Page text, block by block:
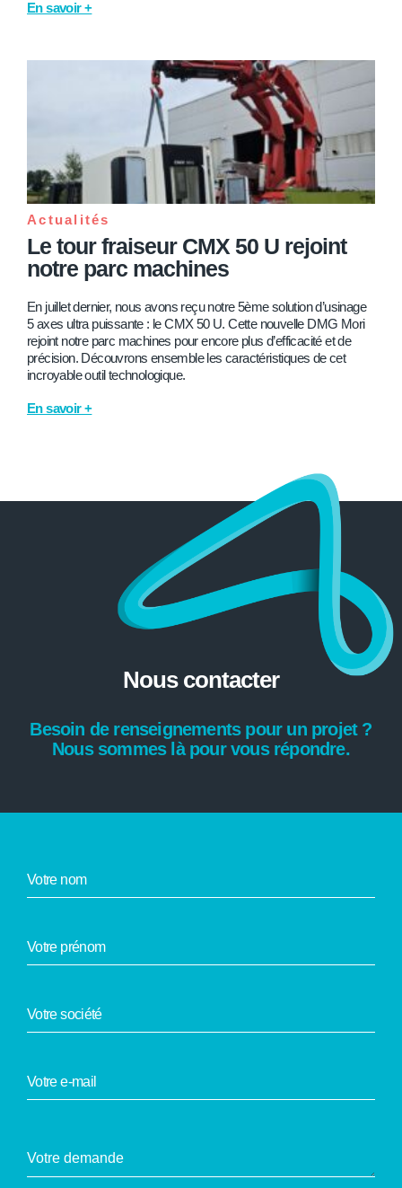
En savoir +
Actualités
Le tour fraiseur CMX 50 U rejoint
notre parc machines
En juillet dernier, nous avons reçu notre 5ème solution d’usinage
5 axes ultra puissante : le CMX 50 U. Cette nouvelle DMG Mori
rejoint notre parc machines pour encore plus d’efficacité et de
précision. Découvrons ensemble les caractéristiques de cet
incroyable outil technologique.
En savoir +
Nous contacter
Besoin de renseignements pour un projet ?
Nous sommes là pour vous répondre.